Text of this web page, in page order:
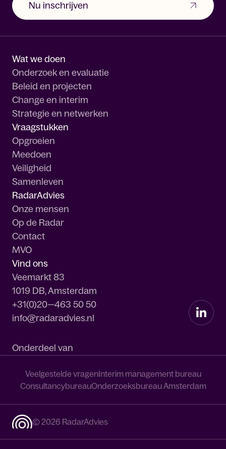
Nu inschrijven
Wat we doen
Onderzoek en evaluatie
Beleid en projecten
Change en interim
Strategie en netwerken
Vraagstukken
Opgroeien
Meedoen
Veiligheid
Samenleven
RadarAdvies
Onze mensen
Op de Radar
Contact
MVO
Vind ons
Veemarkt 83
1019 DB, Amsterdam
+31(0)20—463 50 50
info@radaradvies.nl
Onderdeel van
Veelgestelde vragenInterim management bureau
ConsultancybureauOnderzoeksbureau Amsterdam
© 2026 RadarAdvies